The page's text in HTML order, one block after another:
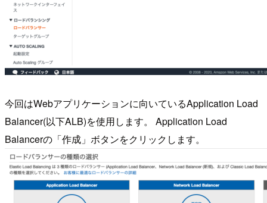
今回はWebアプリケーションに向いているApplication Load
Balancer(以下ALB)を使用します。 Application Load
Balancerの「作成」ボタンをクリックします。